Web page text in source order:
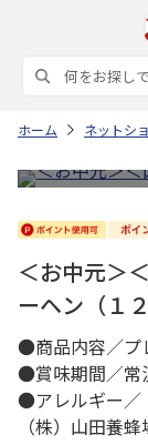
ホーム ネットシ
＜お中元＞
ーヘン（１２
●商品内容／
●賞味期間／常
●アレルギー／
（株）山田養